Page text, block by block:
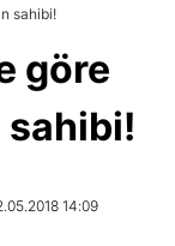
sahibi!
göre
sahibi!
14:09